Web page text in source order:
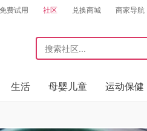
免费试用 社区 兑换商城 商家导航
生活 母婴儿童 运动保健